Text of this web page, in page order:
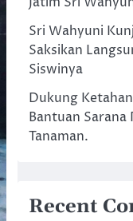
Sri Wahyuni
Saksikan
Siswinya
Dukung
Bantuan Sarana
Tanaman.
Recent